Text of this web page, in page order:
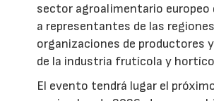
sector agroalimentario europeo
a representantes de las
organizaciones de productores
de la industria frutícola y
El evento tendrá lugar el